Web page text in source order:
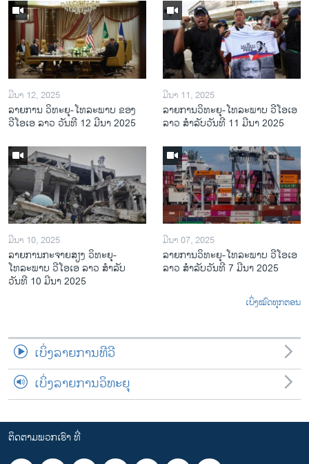
ມີນາ 12, 2025
ລາຍການ ວິທະຍຸ-ໂທລະພາບ ຂອງ
ວີໂອເອ ລາວ ວັນທີ 12 ມີນາ 2025
ມີນາ 11, 2025
ລາຍການວິ​ທະ​ຍຸ-ໂທ​ລະ​ພາບ ວີໂອເອ
ລາວ ສຳ​ລັບ​ວັນ​ທີ 11 ມີ​ນາ 2025
ມີນາ 10, 2025
ລາຍການກະຈາຍສຽງ ວິທະຍຸ-
ໂທລະພາບ ວີໂອເອ ລາວ ສຳລັບ
ວັນທີ 10 ມີນາ 2025
ມີນາ 07, 2025
ລາຍການ​ວິ​ທະ​ຍ​ຸ-ໂທ​ລະ​ພາບ ວີໂອເອ
ລາວ ສຳ​ລັບ​ວັນ​ທີ 7 ມີ​ນາ 2025
ເບິ່ງໝົດທຸກຕອນ
ເບິ່ງລາຍການທີວີ
ເບິ່ງລາຍການວິທະຍຸ
ຕິດຕາມພວກເຮົາ ທີ່